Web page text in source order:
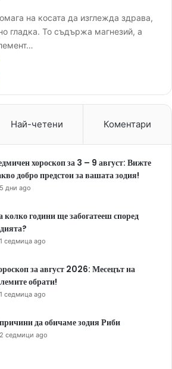
на косата да изглежда здрава,
гладка. То съдържа магнезий, а
Най-четени Коментари
хороскоп за 3 – 9 август: Вижте
добро предстои за вашата зодия!
5 дни ago
колко години ще забогатееш според
1 седмица ago
за август 2026: Месецът на
обрати!
1 седмица ago
да обичаме зодия Риби
2 седмици ago